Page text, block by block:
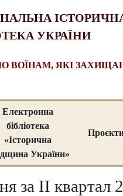
УКРАЇНИ
ВОЇНАМ, ЯКІ
Електронна
бібліотека
«Історична
України»
за II квартал